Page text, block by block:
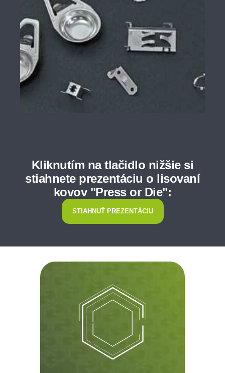
Kliknutím na tlačidlo nižšie si
stiahnete prezentáciu o lisovaní
kovov "Press or Die":
STIAHNUŤ PREZENTÁCIU